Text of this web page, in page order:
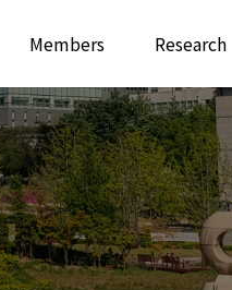
Members Research